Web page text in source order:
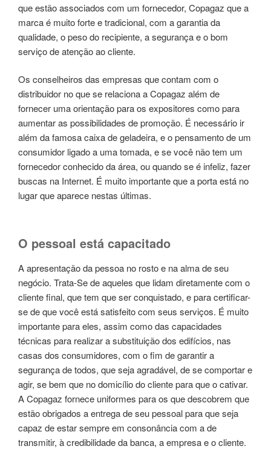
que estão associados com um fornecedor, Copagaz que a
marca é muito forte e tradicional, com a garantia da
qualidade, o peso do recipiente, a segurança e o bom
serviço de atenção ao cliente.
Os conselheiros das empresas que contam com o
distribuidor no que se relaciona a Copagaz além de
fornecer uma orientação para os expositores como para
aumentar as possibilidades de promoção. É necessário ir
além da famosa caixa de geladeira, e o pensamento de um
consumidor ligado a uma tomada, e se você não tem um
fornecedor conhecido da área, ou quando se é infeliz, fazer
buscas na Internet. É muito importante que a porta está no
lugar que aparece nestas últimas.
O pessoal está capacitado
A apresentação da pessoa no rosto e na alma de seu
negócio. Trata-Se de aqueles que lidam diretamente com o
cliente final, que tem que ser conquistado, e para certificar-
se de que você está satisfeito com seus serviços. É muito
importante para eles, assim como das capacidades
técnicas para realizar a substituição dos edifícios, nas
casas dos consumidores, com o fim de garantir a
segurança de todos, que seja agradável, de se comportar e
agir, se bem que no domicílio do cliente para que o cativar.
A Copagaz fornece uniformes para os que descobrem que
estão obrigados a entrega de seu pessoal para que seja
capaz de estar sempre em consonância com a de
transmitir, à credibilidade da banca, a empresa e o cliente.